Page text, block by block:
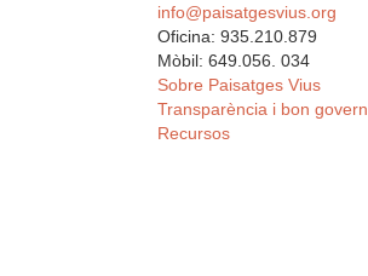
info@paisatgesvius.org
Oficina: 935.210.879
Mòbil: 649.056. 034
Sobre Paisatges Vius
Transparència i bon govern
Recursos